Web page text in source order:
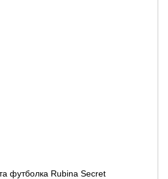
футболка Rubina Secret